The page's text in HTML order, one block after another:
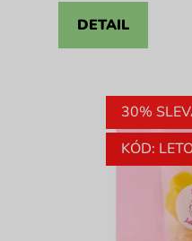
z
DETAIL
30%
KÓD: